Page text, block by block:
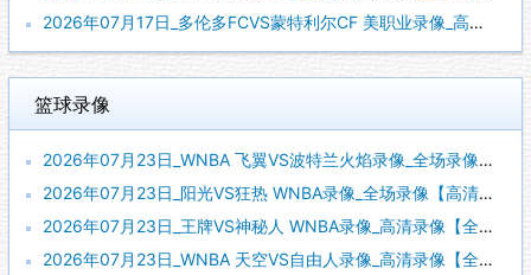
2026年07月17日_多伦多FCVS蒙特利尔CF 美职业录像_高清录像【全场回放】
篮球录像
2026年07月23日_WNBA 飞翼VS波特兰火焰录像_全场录像【高清回放】
2026年07月23日_阳光VS狂热 WNBA录像_全场录像【高清回放】
2026年07月23日_王牌VS神秘人 WNBA录像_高清录像【全场回放】
2026年07月23日_WNBA 天空VS自由人录像_高清录像【全场回放】